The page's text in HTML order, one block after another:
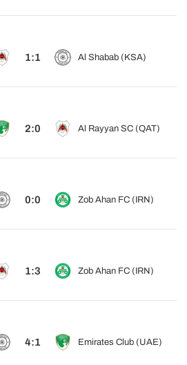
1:1 Al Shabab (KSA)
2:0 Al Rayyan SC (QAT)
0:0 Zob Ahan FC (IRN)
1:3 Zob Ahan FC (IRN)
4:1 Emirates Club (UAE)